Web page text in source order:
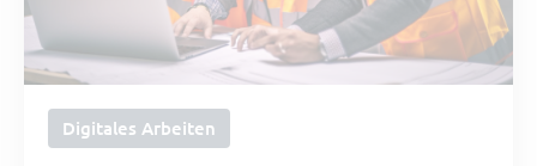
Digitales Arbeiten